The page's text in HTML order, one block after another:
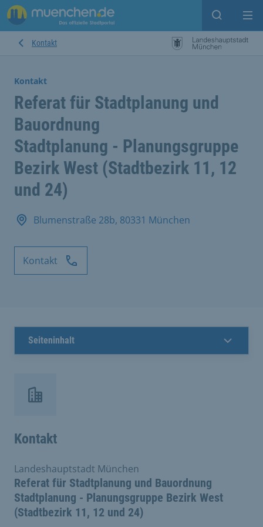
Suche
Kontakt
Kontakt
Referat für Stadtplanung und
Bauordnung
Stadtplanung - Planungsgruppe
Bezirk West (Stadtbezirk 11, 12
und 24)
Blumenstraße 28b, 80331 München
Kontakt
Seiteninhalt
Kontakt
Referat für Stadtplanung und Bauordnung
Stadtplanung - Planungsgruppe Bezirk West
(Stadtbezirk 11, 12 und 24)
Landeshauptstadt München